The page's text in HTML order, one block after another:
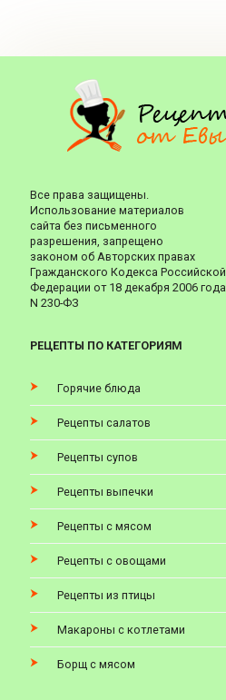
Все права защищены.
Использование материалов
сайта без письменного
разрешения, запрещено
законом об Авторских правах
Гражданского Кодекса Российской
Федерации от 18 декабря 2006 года
N 230-ФЗ
РЕЦЕПТЫ ПО КАТЕГОРИЯМ
Горячие блюда
Рецепты салатов
Рецепты супов
Рецепты выпечки
Рецепты с мясом
Рецепты с овощами
Рецепты из птицы
Макароны с котлетами
Борщ с мясом